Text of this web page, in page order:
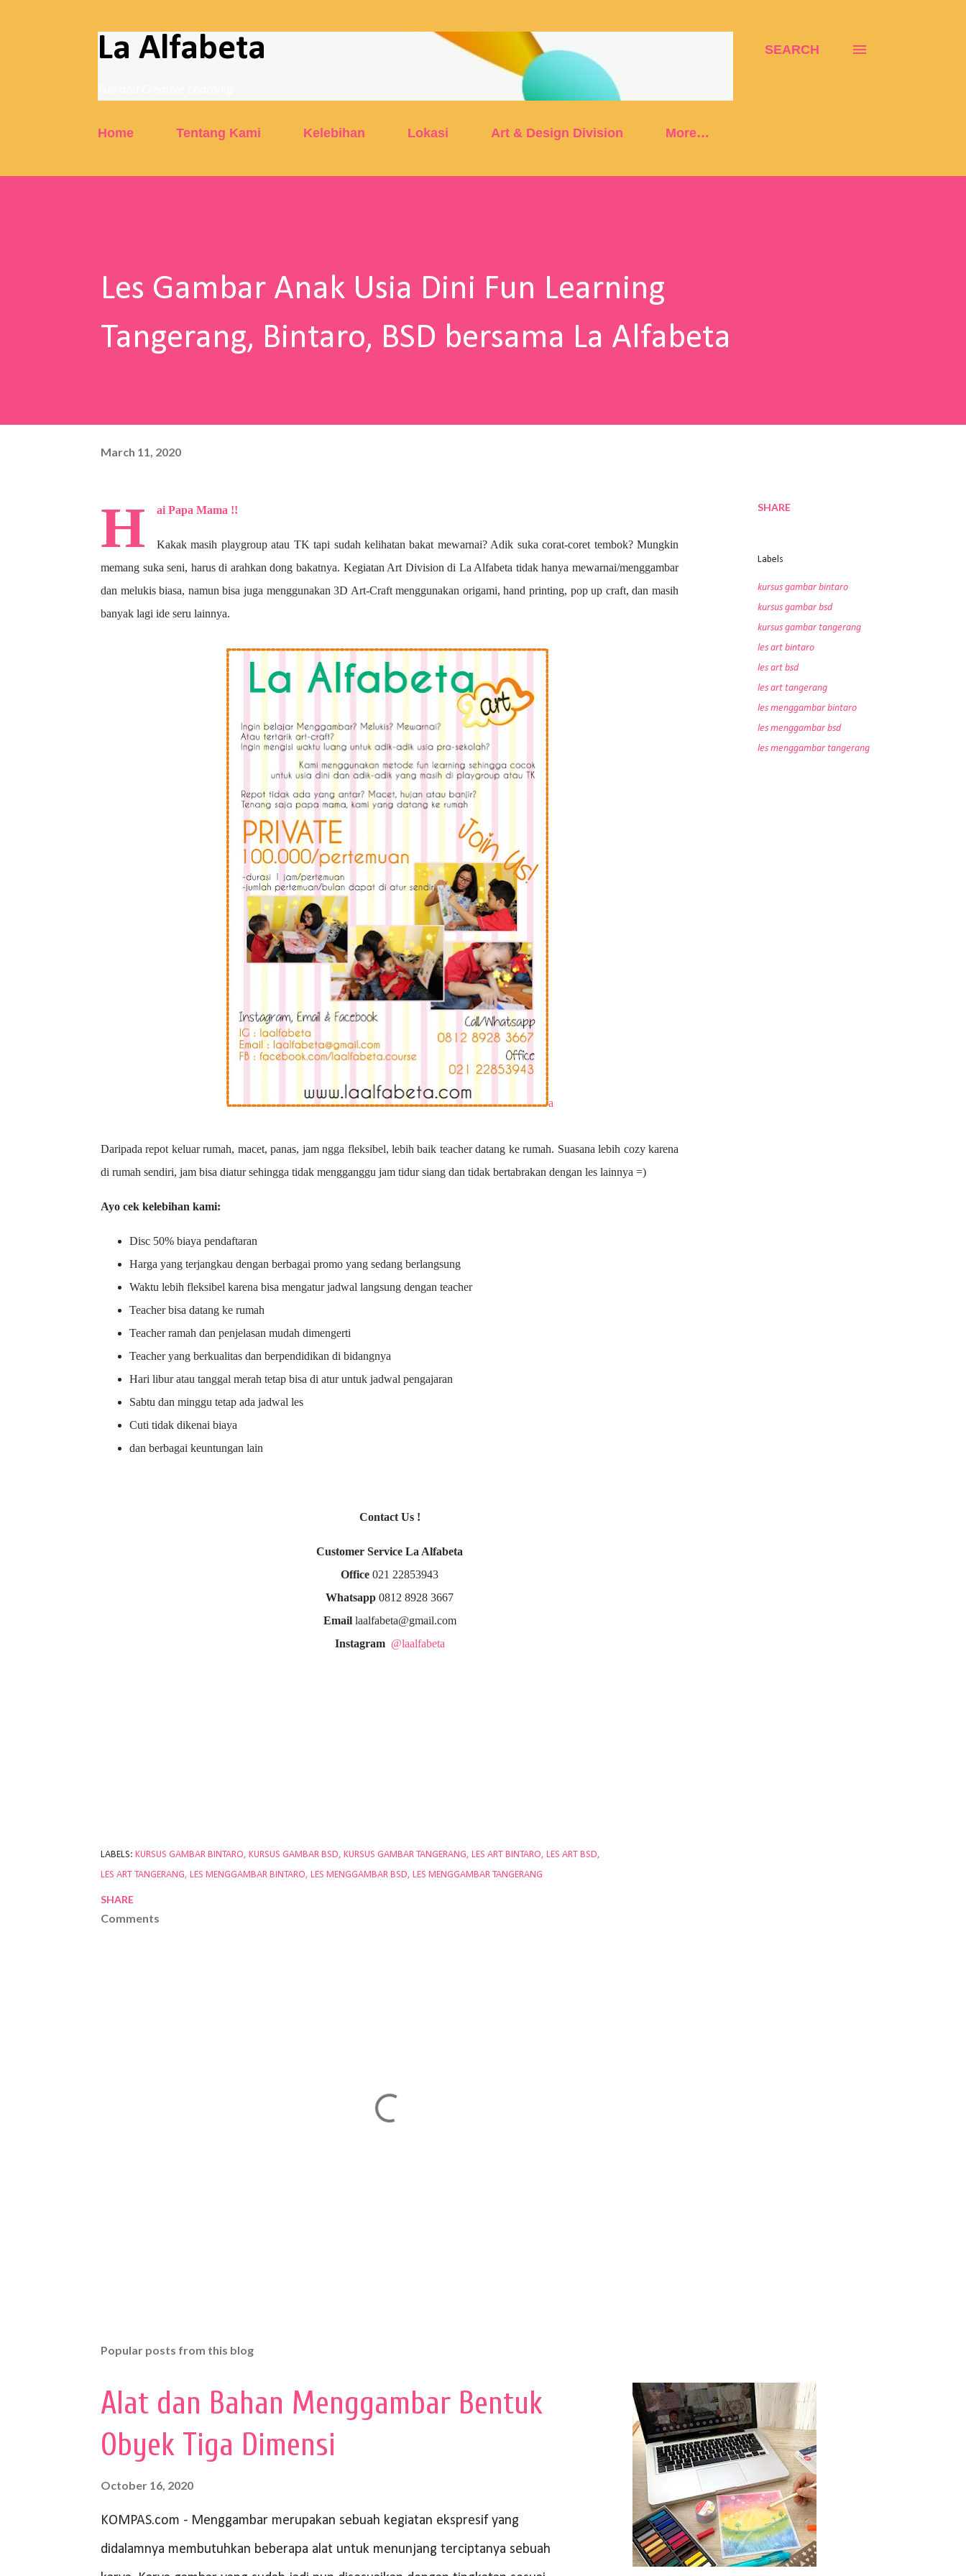
La Alfabeta SEARCH
Home Tentang Kami Kelebihan Lokasi Art & Design Division More…
Les Gambar Anak Usia Dini Fun Learning
Tangerang, Bintaro, BSD bersama La Alfabeta
March 11, 2020
H ai Papa Mama !!
Kakak masih playgroup atau TK tapi sudah kelihatan bakat mewarnai? Adik suka corat-coret tembok? Mungkin
memang suka seni, harus di arahkan dong bakatnya. Kegiatan Art Division di La Alfabeta tidak hanya mewarnai/menggambar
dan melukis biasa, namun bisa juga menggunakan 3D Art-Craft menggunakan origami, hand printing, pop up craft, dan masih
banyak lagi ide seru lainnya.
a
Daripada repot keluar rumah, macet, panas, jam ngga fleksibel, lebih baik teacher datang ke rumah. Suasana lebih cozy karena
di rumah sendiri, jam bisa diatur sehingga tidak mengganggu jam tidur siang dan tidak bertabrakan dengan les lainnya =)
Ayo cek kelebihan kami:
Disc 50% biaya pendaftaran
Harga yang terjangkau dengan berbagai promo yang sedang berlangsung
Waktu lebih fleksibel karena bisa mengatur jadwal langsung dengan teacher
Teacher bisa datang ke rumah
Teacher ramah dan penjelasan mudah dimengerti
Teacher yang berkualitas dan berpendidikan di bidangnya
Hari libur atau tanggal merah tetap bisa di atur untuk jadwal pengajaran
Sabtu dan minggu tetap ada jadwal les
Cuti tidak dikenai biaya
dan berbagai keuntungan lain
Contact Us !
Customer Service La Alfabeta
Office 021 22853943
Whatsapp 0812 8928 3667
Emaillaalfabeta@gmail.com
Instagram @laalfabeta
SHARE
Labels
kursus gambar bintaro
kursus gambar bsd
kursus gambar tangerang
les art bintaro
les art bsd
les art tangerang
les menggambar bintaro
les menggambar bsd
les menggambar tangerang
LABELS: KURSUS GAMBAR BINTARO KURSUS GAMBAR BSD KURSUS GAMBAR TANGERANG LES ART BINTARO LES ART BSD
LES ART TANGERANG LES MENGGAMBAR BINTARO LES MENGGAMBAR BSD LES MENGGAMBAR TANGERANG
SHARE
Comments
Popular posts from this blog
Alat dan Bahan Menggambar Bentuk
Obyek Tiga Dimensi
October 16, 2020
KOMPAS.com - Menggambar merupakan sebuah kegiatan ekspresif yang
didalamnya membutuhkan beberapa alat untuk menunjang terciptanya sebuah